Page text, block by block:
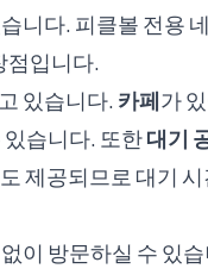
니다. 피클볼 전용
점입니다.
있습니다. 카페가
습니다. 또한대기
도 제공되므로 대기
이 방문하실 수 있